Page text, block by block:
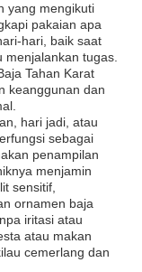
yang mengikuti
pakaian apa
hari, baik saat
tugas.
Tahan Karat
keanggunan dan
hari jadi, atau
sebagai
penampilan
menjamin
sensitif,
ornamen baja
iritasi atau
atau makan
cemerlang dan